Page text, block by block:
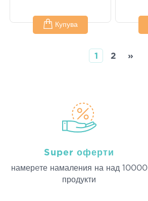
Купува
1 2 »
Super оферти
намерeте намаления на над 10000
продукти